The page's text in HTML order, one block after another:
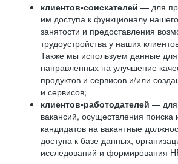
клиентов-соискателей — для
им доступа к функционалу
занятости и предоставления
трудоустройства у наших
Также мы используем данные
направленных на улучшение
продуктов и сервисов и/или
и сервисов;
клиентов-работодателей — для
вакансий, осуществления поиска
кандидатов на вакантные
доступа к базе данных,
исследований и формирования